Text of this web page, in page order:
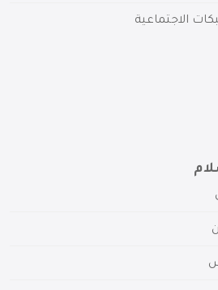
الاجتماعية